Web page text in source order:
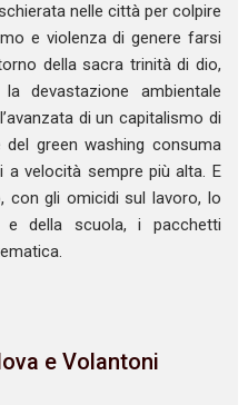
nelle città per colpire
e violenza di genere farsi
della sacra trinità di dio,
devastazione ambientale
di un capitalismo di
green washing consuma
velocità sempre più alta. E
con gli omicidi sul lavoro, lo
e della scuola, i pacchetti
e Volantoni